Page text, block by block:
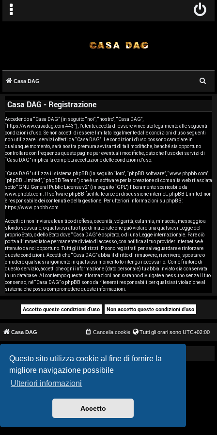
Questo sito utilizza cookie al fine di fornire la
migliore navigazione possibile
Ulteriori informazioni
Accetto
r
g
o
m
e
n
t
i
s
e
n
z
i
s
p
o
t
Casa DAG
Casa DAG - Registrazione
Accedendo a “Casa DAG” (in seguito “noi”, “nostro”, “Casa DAG”,
“https://www.casadag.com:443”), l’utente accetta di essere vincolato legalmente alle seguenti
condizioni d’uso. Se non accetti di essere limitato legalmente dalle condizioni d’uso seguenti
non utilizzare i servizi offerti da “Casa DAG”. Le condizioni d’uso possono cambiare in
qualunque momento, sarà nostra premura avvisarti di tali modifiche, benché sia opportuno
controllare con frequenza queste pagine per eventuali modifiche, dato che l’uso dei servizi di
“Casa DAG” implica la completa accettazione delle condizioni d’uso.
“Casa DAG” utilizza il sistema phpBB (in seguito “loro”, “phpBB software”, “www.phpbb.com”,
“phpBB Limited”, “phpBB Teams”) che è un software per la creazione di comunità web rilasciata
sotto “GNU General Public License v2” (in seguito “GPL”) liberamente scaricabile da
www.phpbb.com . Il software phpBB facilita le aree di discussione internet; phpBB Limited non
è responsabile dei contenuti e della gestione. Per ulteriori informazioni su phpBB:
https://www.phpbb.com
Accetti di non inviare alcun tipo di offesa, oscenità, volgarità, calunnia, minaccia, messaggio a
sfondo sessuale, o qualsiasi altro tipo di materiale che può violare una qualsiasi Legge del
proprio Stato, o dello Stato dove “Casa DAG” è ospitato, o di una Legge internazionale. Fare ciò
porta all’immediato e permanente divieto di accesso, con notifica al tuo provider Internet se è
ritenuto da noi opportuno. Tutti gli indirizzi IP sono registrati per salvaguardare e rinforzare
queste condizioni. Accetti che “Casa DAG” abbia il diritto di rimuovere, riscrivere, spostare o
chiudere qualsiasi argomento in qualsiasi momento lo ritenga necessario. Come fruitore di
questo servizio, accetti che ogni informazione (dato personale) tu abbia inviato sia conservata
in un database. Al contempo queste informazioni non saranno divulgate a nessuno senza il tuo
consenso, né “Casa DAG” o phpBB sono da ritenersi responsabili per qualsiasi violazione al
sistema che possa compromettere queste informazioni.
Casa DAG Tutti gli orari sono UTC+02:00
Cancella cookie